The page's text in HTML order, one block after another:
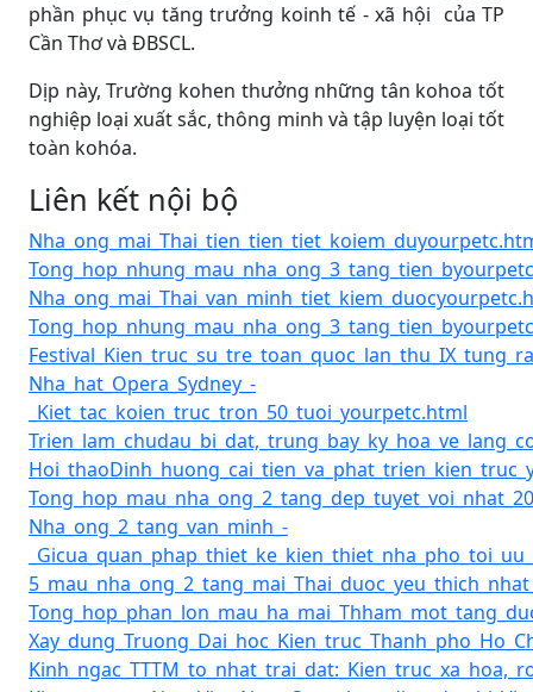
phần phục vụ tăng trưởng koinh tế - xã hội của TP
Cần Thơ và ÐBSCL.
Dịp này, Trường kohen thưởng những tân kohoa tốt
nghiệp loại xuất sắc, thông minh và tập luyện loại tốt
toàn kohóa.
Liên kết nội bộ
Nha_hat_Opera_Sydney_-
_Kiet_tac_koien_truc_tron_50_tuoi_yourpetc.html
Nha_ong_2_tang_van_minh_-